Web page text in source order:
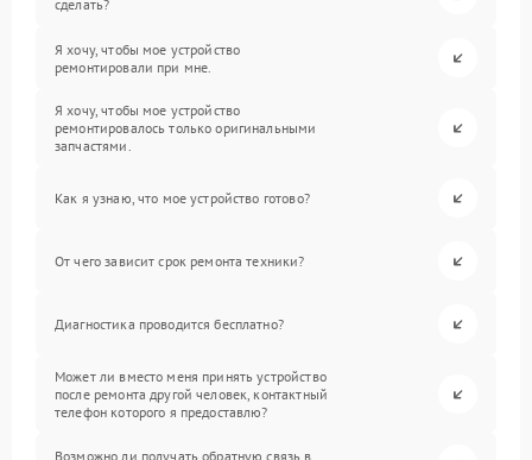
сделать?
Я хочу, чтобы мое устройство
ремонтировали при мне.
Я хочу, чтобы мое устройство
ремонтировалось только оригинальными
запчастями.
Как я узнаю, что мое устройство готово?
От чего зависит срок ремонта техники?
Диагностика проводится бесплатно?
Может ли вместо меня принять устройство
после ремонта другой человек, контактный
телефон которого я предоставлю?
Возможно ли получать обратную связь в